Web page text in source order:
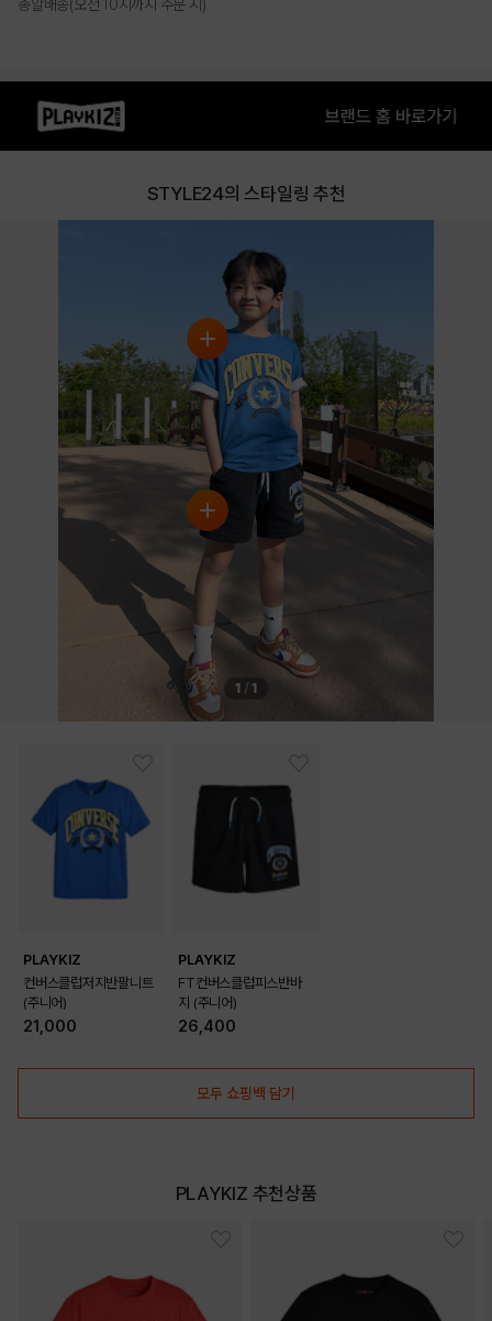
상품특징
• 가슴 부분에 컨버스 로고로 포인트를 준 스타일
COLOR
BLACK
PRODUCT VIEW
총알배송(오전 10시까지 주문 시)
STYLE24의 스타일링 추천
1 / 1
PLAYKIZ
컨버스클럽저지반팔니트
(주니어)
21,000
PLAYKIZ
FT컨버스클럽피스반바
지 (주니어)
26,400
모두 쇼핑백 담기
PLAYKIZ 추천상품